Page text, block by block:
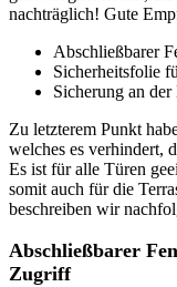
nachträglich! Gute
Abschließbarer
Sicherheitsfolie
Sicherung an der
Zu letzterem Punkt
welches es verhindert,
Es ist für alle Türen
somit auch für die
beschreiben wir
Abschließbarer
Zugriff